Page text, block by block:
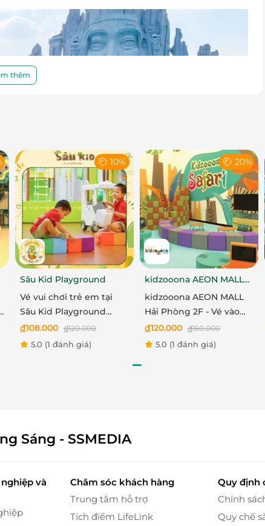
biển Tiên Đồng - Ngọc Nữ - bãi biển nhân tạo
vùng trong làn nước trong xanh, tắm biển, chơi
mát mẻ được thiết kế sống động như một bãi
chơi dưới nước nhẹ nhàng, phù hợp trẻ nhỏ, kết
thêm
10%
Sâu Kid Playground
Vé vui chơi trẻ em tại
Sâu Kid Playground
trước 16h từ Thứ 2 - Thứ
6
đ108.000 đ120.000
5.0 (1 đánh giá)
20%
kidzooona AEON MALL
Hải Phòng 2F
kidzooona AEON MALL
Hải Phòng 2F - Vé vào
cổng khu vui chơi bao
gồm Lễ Tết
đ120.000 đ150.000
5.0 (1 đánh giá)
Sáng - SSMEDIA
và
Chăm sóc khách hàng
Trung tâm hỗ trợ
Tích điểm LifeLink
Quy định
Chính
Quy chế